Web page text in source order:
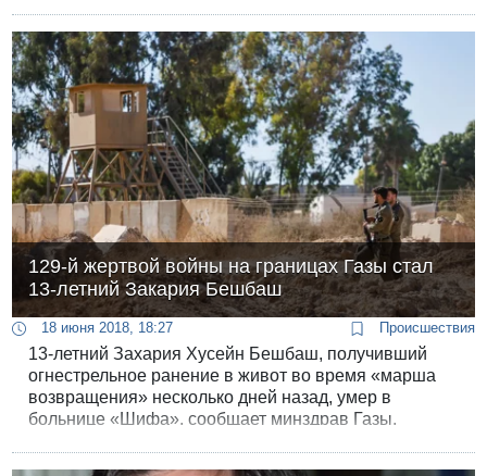
129-й жертвой войны на границах Газы стал
13-летний Закария Бешбаш
18 июня 2018, 18:27 Происшествия
13-летний Захария Хусейн Бешбаш, получивший
огнестрельное ранение в живот во время «марша
возвращения» несколько дней назад, умер в
больнице «Шифа», сообщает минздрав Газы.